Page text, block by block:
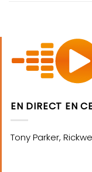
EN DIRECT EN